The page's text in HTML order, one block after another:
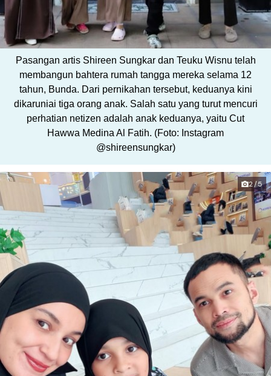
Pasangan artis Shireen Sungkar dan Teuku Wisnu telah
membangun bahtera rumah tangga mereka selama 12
tahun, Bunda. Dari pernikahan tersebut, keduanya kini
dikaruniai tiga orang anak. Salah satu yang turut mencuri
perhatian netizen adalah anak keduanya, yaitu Cut
Hawwa Medina Al Fatih. (Foto: Instagram
@shireensungkar)
2/5